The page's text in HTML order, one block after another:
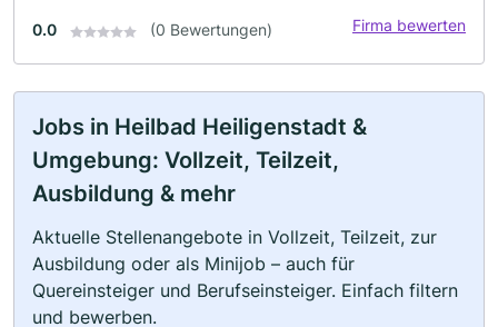
0.0 (0 Bewertungen) Firma bewerten
Jobs in Heilbad Heiligenstadt &
Umgebung: Vollzeit, Teilzeit,
Ausbildung & mehr
Aktuelle Stellenangebote in Vollzeit, Teilzeit, zur
Ausbildung oder als Minijob – auch für
Quereinsteiger und Berufseinsteiger. Einfach filtern
und bewerben.